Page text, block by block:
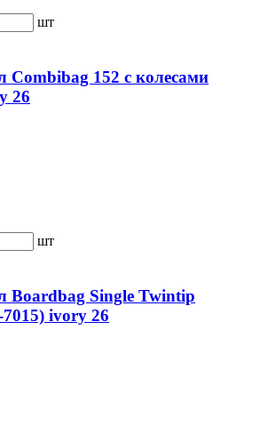
шт
Combibag 152 с колесами
26
шт
Boardbag Single Twintip
7015) ivory 26